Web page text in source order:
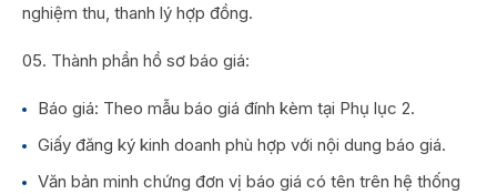
nghiệm thu, thanh lý hợp đồng.
Thành phần hồ sơ báo giá:
Báo giá: Theo mẫu báo giá đính kèm tại Phụ lục 2.
Giấy đăng ký kinh doanh phù hợp với nội dung báo giá.
Văn bản minh chứng đơn vị báo giá có tên trên hệ thống